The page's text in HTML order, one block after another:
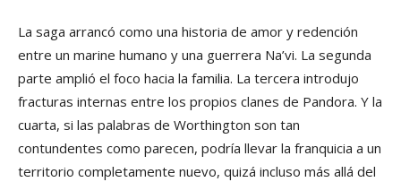
La saga arrancó como una historia de amor y redención
entre un marine humano y una guerrera Na’vi. La segunda
parte amplió el foco hacia la familia. La tercera introdujo
fracturas internas entre los propios clanes de Pandora. Y la
cuarta, si las palabras de Worthington son tan
contundentes como parecen, podría llevar la franquicia a un
territorio completamente nuevo, quizá incluso más allá del